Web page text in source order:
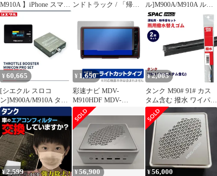
M910A 】iPhone スマホ
ケース iPhone17
iPhone17e iPhone17Pro
iPhone17ProMax
iPhoneAir iPhone16
iPhone16e 対応
ンドトラック / 「帰っ
ミュージックファイル
(円谷プロ BGMコレク
ション)
ル]M900A/M910A ルー
ミー_1KR-FE(1.0)
(H28/11～)用ミニコン
プロ MINICON PRO 調
整式燃調サブコン
¥ 60,665
[シエクル スロコ
ン]M900A/M910A タン
ク_1KR-VET(1.0TC)
(H28/11～)用スロット
ルブースター ミニコン
PROセット
¥ 1,650
彩速ナビ MDV-
M910HDF MDV-
M909HDF 保護フィル
ム OverLay Eye
Protector
MDVM910HDF
MDVM909HDF カーナ
ビ用フィルム ブルーラ
イトカット
¥2,005
タンク M90# 91# カス
タム含む 撥水 ワイパー
替えゴム フロントセッ
ト HVTW525 HVTW475
PIAA SPAC PRO PIAA
雨トーナメントワイパ
ーブレード用 E1E1
¥2,599 ¥56,900 ¥56,000